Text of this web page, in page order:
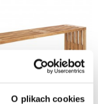
O plikach cookies